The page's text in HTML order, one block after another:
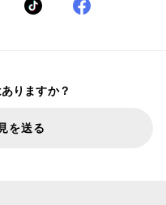
りますか？
を送る